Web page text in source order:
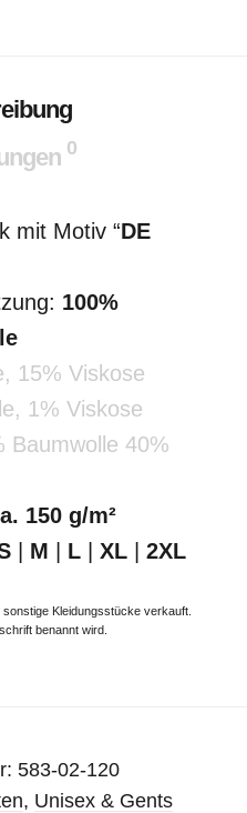
0
mit Motiv “DE
100%
15% Viskose
1% Viskose
Baumwolle 40%
150 g/m²
M L XL 2XL
Kleidungsstücke verkauft.
benannt wird.
583-02-120
, Unisex & Gents